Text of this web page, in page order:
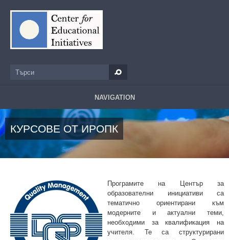
Търси
NAVIGATION
КУРСОВЕ ОТ ИРОПК
Програмите на Център за
образователни инициативи са
тематично ориентирани към
модерните и актуални теми,
необходими за квалификация на
учителя. Te са структурирани